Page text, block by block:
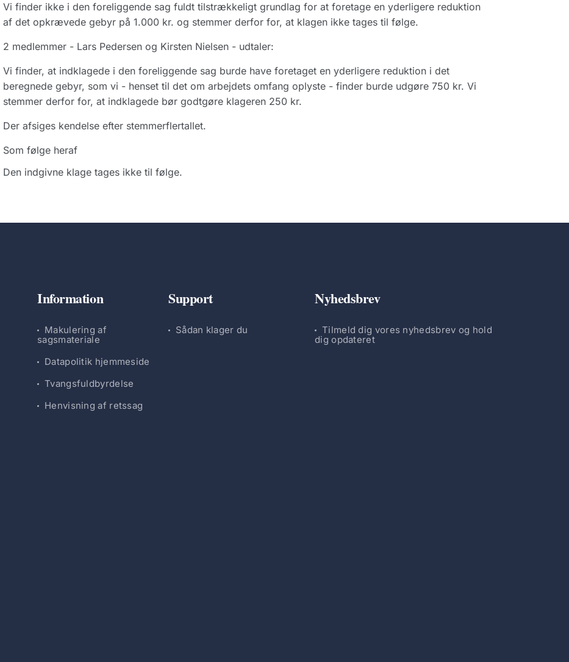
Vi finder ikke i den foreliggende sag fuldt tilstrækkeligt grundlag for at foretage en yderligere reduktion
af det opkrævede gebyr på 1.000 kr. og stemmer derfor for, at klagen ikke tages til følge.
2 medlemmer - Lars Pedersen og Kirsten Nielsen - udtaler:
Vi finder, at indklagede i den foreliggende sag burde have foretaget en yderligere reduktion i det
beregnede gebyr, som vi - henset til det om arbejdets omfang oplyste - finder burde udgøre 750 kr. Vi
stemmer derfor for, at indklagede bør godtgøre klageren 250 kr.
Der afsiges kendelse efter stemmerflertallet.
Som følge heraf
Den indgivne klage tages ikke til følge.
Information
Makulering af
sagsmateriale
Datapolitik hjemmeside
Tvangsfuldbyrdelse
Henvisning af retssag
Support
Sådan klager du
Nyhedsbrev
Tilmeld dig vores nyhedsbrev og hold
dig opdateret